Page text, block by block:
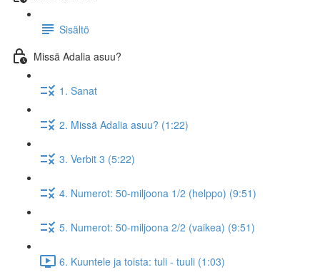
Sisältö
Missä Adalia asuu?
1. Sanat
2. Missä Adalia asuu? (1:22)
3. Verbit 3 (5:22)
4. Numerot: 50-miljoona 1/2 (helppo) (9:51)
5. Numerot: 50-miljoona 2/2 (vaikea) (9:51)
6. Kuuntele ja toista: tuli - tuuli (1:03)